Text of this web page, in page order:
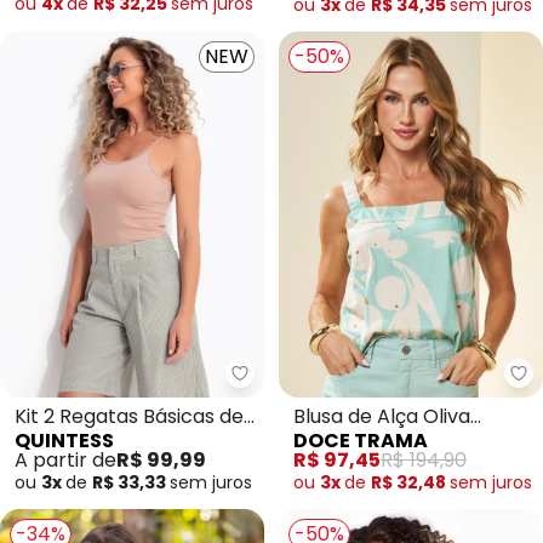
NEW
Quintess - Kit 2 Regatas
Kit 2 Regatas Básicas de
Alça Fina
QUINTESS
A partir deR$ 99,99
ou 3xde R$ 33,33sem juros
-50%
Blusa de Alça Oliva
Estampada (Estampado)
DOCE TRAMA
R$ 97,45R$ 194,90
ou 3xde R$ 32,48 sem juros
-34% -50%